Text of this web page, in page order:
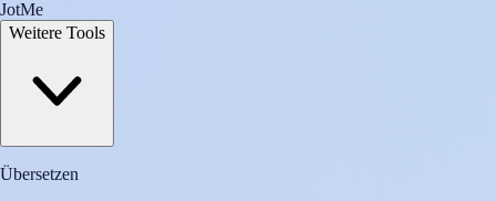
JotMe
Weitere Tools
Übersetzen